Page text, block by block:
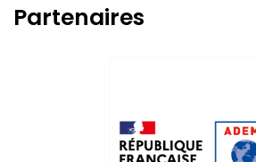
Partenaires